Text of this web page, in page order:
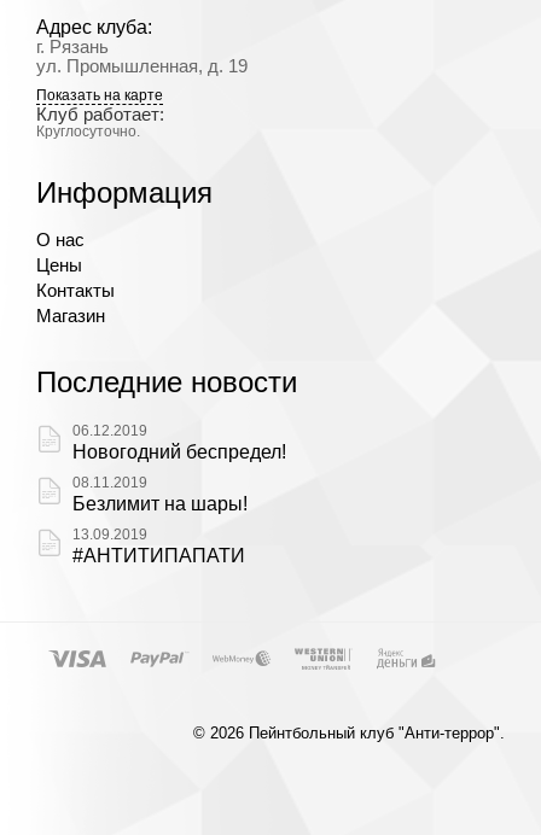
Адрес клуба:
г. Рязань
ул. Промышленная, д. 19
Показать на карте
Клуб работает:
Круглосуточно.
Информация
О нас
Цены
Контакты
Магазин
Последние новости
06.12.2019
Новогодний беспредел!
08.11.2019
Безлимит на шары!
13.09.2019
#АНТИТИПАПАТИ
© 2026 Пейнтбольный клуб "Анти-террор".